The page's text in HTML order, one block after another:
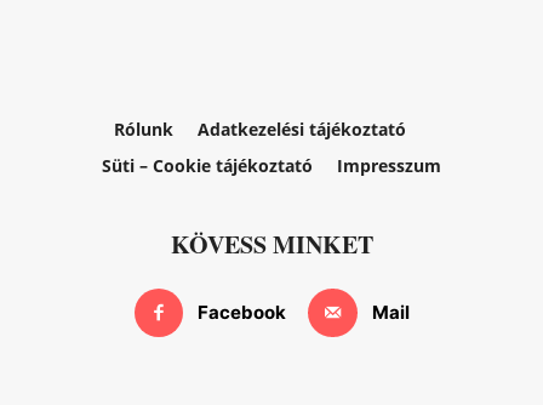
Rólunk
Adatkezelési tájékoztató
Süti – Cookie tájékoztató
Impresszum
KÖVESS MINKET
Facebook Mail